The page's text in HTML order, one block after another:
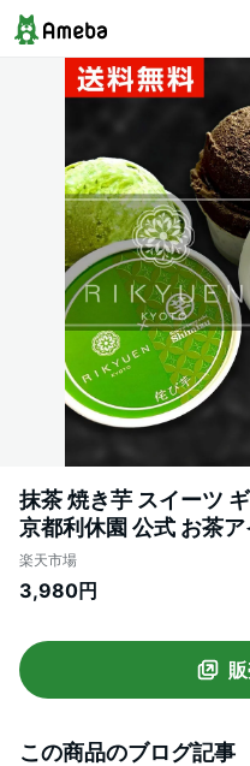
抹茶 焼き芋 スイーツ
京都利休園 公式 お茶
アイス4種類と芋しみ
(計6個) お歳暮 母の日
ーツ お茶ギフト メー
楽天市場
3,980円
この商品のブログ記事